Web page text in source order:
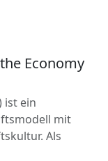
Economy
ist ein
mit
Als